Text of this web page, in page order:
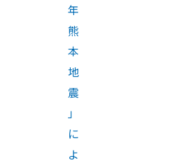
年
熊
本
地
震
」
に
よ